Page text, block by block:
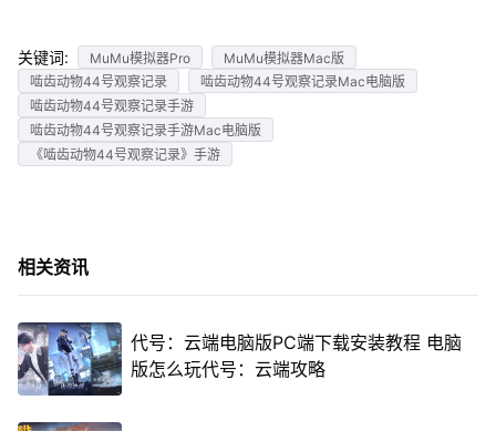
关键词: MuMu模拟器Pro
MuMu模拟器Mac版
啮齿动物44号观察记录
啮齿动物44号观察记录Mac电脑版
啮齿动物44号观察记录手游
啮齿动物44号观察记录手游Mac电脑版
《啮齿动物44号观察记录》手游
相关资讯
代号：云端电脑版PC端下载安装教程 电脑
版怎么玩代号：云端攻略